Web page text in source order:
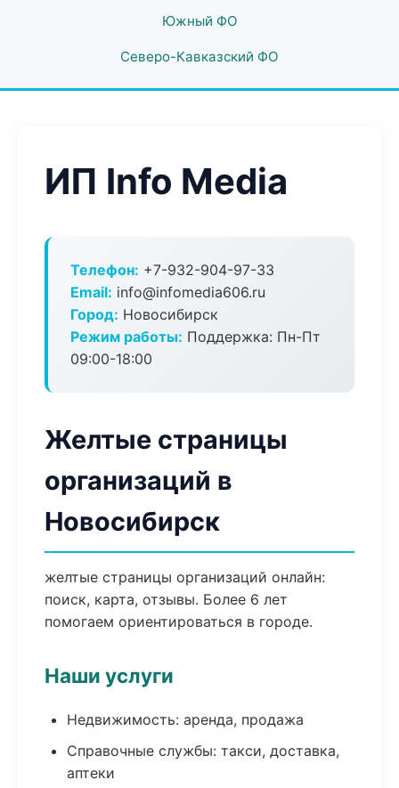
Южный ФО
Северо-Кавказский ФО
ИП Info Media
Телефон: +7-932-904-97-33
Email: info@infomedia606.ru
Город: Новосибирск
Режим работы: Поддержка: Пн-Пт
09:00-18:00
Желтые страницы
организаций в
Новосибирск
желтые страницы организаций онлайн:
поиск, карта, отзывы. Более 6 лет
помогаем ориентироваться в городе.
Наши услуги
Недвижимость: аренда, продажа
Справочные службы: такси, доставка,
аптеки